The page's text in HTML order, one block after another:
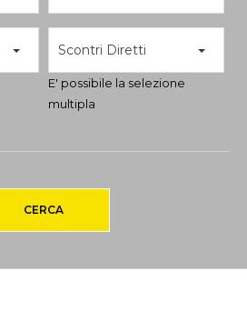
Scontri Diretti
E' possibile la selezione
multipla
CERCA